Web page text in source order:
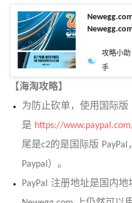
攻略小助
手
【海淘攻略】
为防止砍单，使用国际版
是 https://
尾是c2的是国际版
Paypal）。
PayPal 注册地址是国内